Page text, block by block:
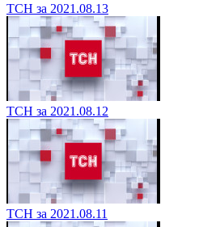
ТСН за 2021.08.13
ТСН за 2021.08.12
ТСН за 2021.08.11